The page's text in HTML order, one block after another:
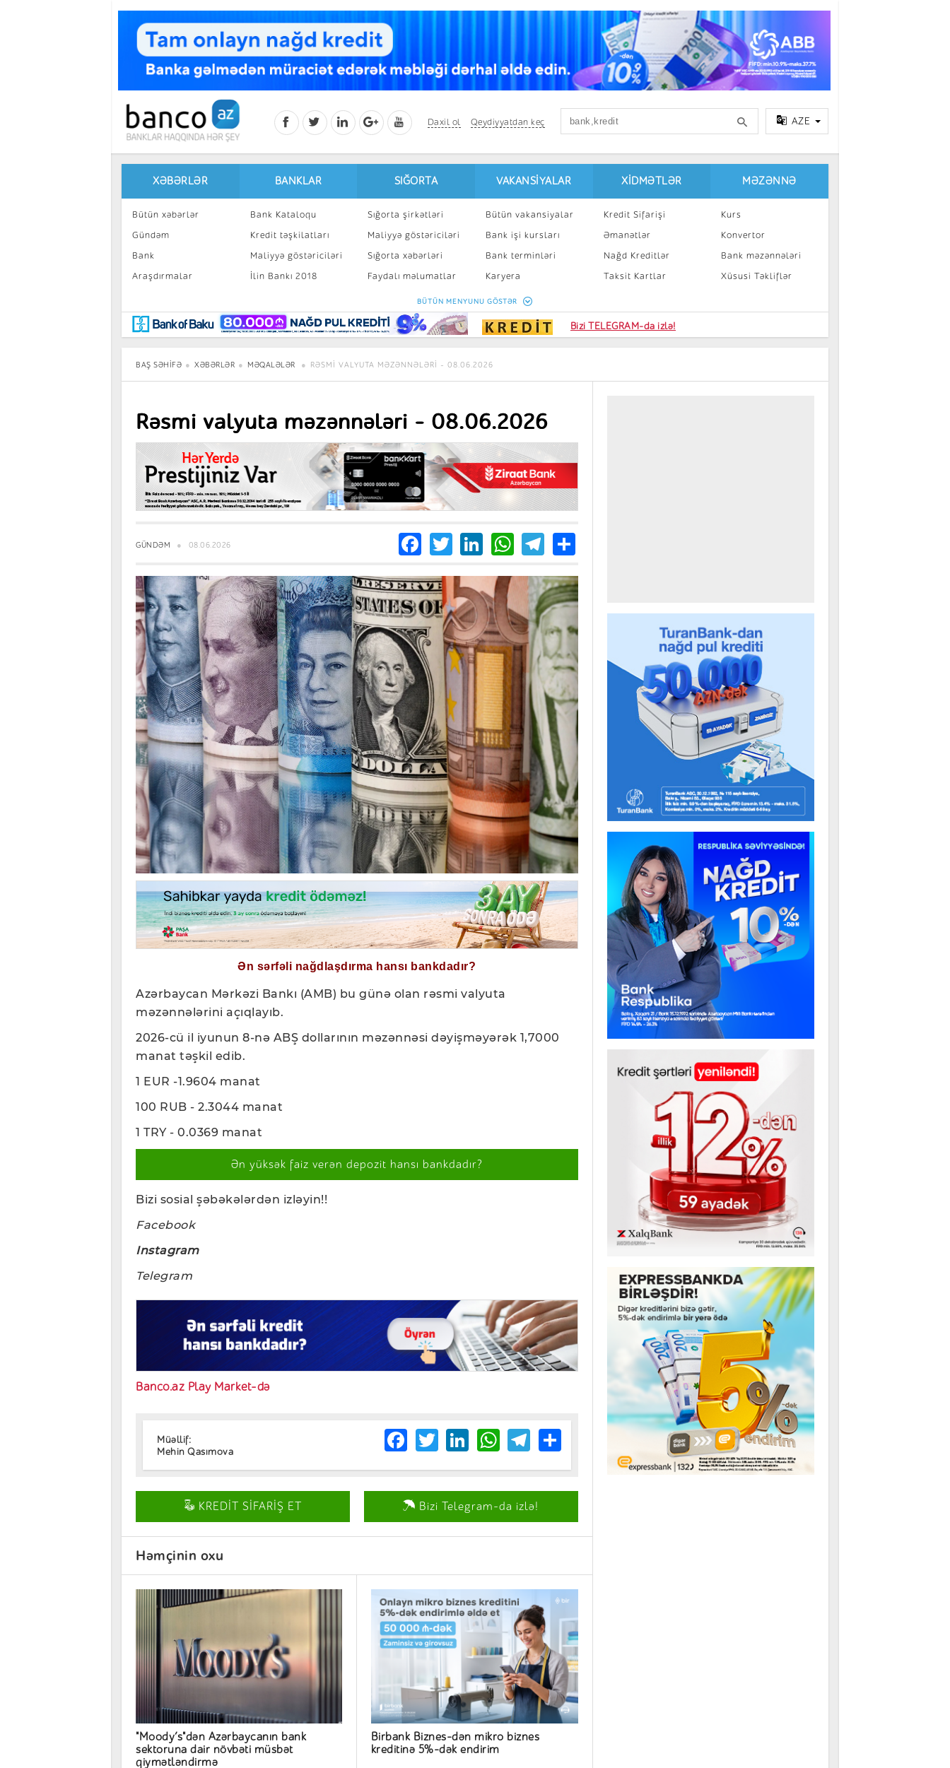
Daxil ol Qeydiyyatdan keç AZE
XƏBƏRLƏR
Bütün xəbərlər
Gündəm
Bank
Araşdırmalar
Maraqlı
BancoTV
Müsahibə
BANKLAR
Bank Kataloqu
Kredit təşkilatları
Maliyyə göstəriciləri
İlin Bankı 2018
SIĞORTA
Sığorta şirkətləri
Maliyyə göstəriciləri
Sığorta xəbərləri
Faydalı məlumatlar
Sığorta kalkulyatoru
VAKANSIYALAR
Bütün vakansiyalar
Bank işi kursları
Bank terminləri
Karyera
Peşakar inkişaf
XIDMƏTLƏR
Kredit Sifarişi
Əmanətlər
Nağd Kreditlər
Taksit Kartlar
Kart sifarişi
MƏZƏNNƏ
Kurs
Konvertor
Bank məzənnələri
Xüsusi Təkliflər
BÜTÜN MENYUNU GÖSTƏR
Bizi TELEGRAM-da izlə!
BAŞ SƏHIFƏ XƏBƏRLƏR MƏQALƏLƏR RƏSMI VALYUTA MƏZƏNNƏLƏRI - 08.06.2026
Rəsmi valyuta məzənnələri - 08.06.2026
GÜNDƏM 08.06.2026 Facebook
TwitterLinkedIn
WhatsApp
Telegram
Share
Ən sərfəli nağdlaşdırma hansı bankdadır?
Azərbaycan Mərkəzi Bankı (AMB) bu günə olan rəsmi valyuta
məzənnələrini açıqlayıb.
2026-cü il iyunun 8-nə ABŞ dollarının məzənnəsi dəyişməyərək 1,7000
manat təşkil edib.
1 EUR -1.9604 manat
100 RUB - 2.3044 manat
1 TRY - 0.0369 manat
Ən yüksək faiz verən depozit hansı bankdadır?
Bizi sosial şəbəkələrdən izləyin!!
Facebook
Instagram
Telegram
Banco.az Play Market-də
Müəllif:
Mehin Qasımova
Facebook
TwitterLinkedIn
WhatsApp
Telegram
Share
KREDİT SİFARİŞ ET Bizi Telegram-da izlə!
Həmçinin oxu
"Moody’s"dən Azərbaycanın bank
sektoruna dair növbəti müsbət
qiymətləndirmə
Birbank Biznes-dən mikro biznes
kreditinə 5%-dək endirim